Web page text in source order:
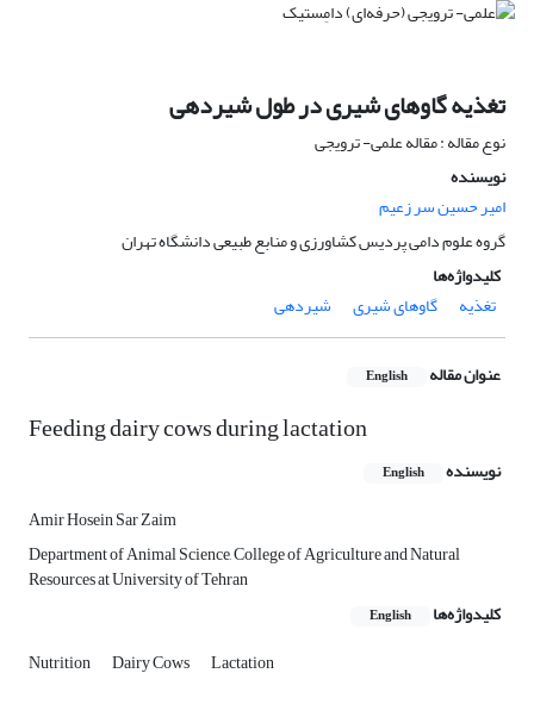
تغذیه گاوهای شیری در طول شیردهی
نوع مقاله : مقاله علمی- ترویجی
نویسنده
امیر حسین سر زعیم
گروه علوم دامی پردیس کشاورزی و منابع طبیعی دانشگاه تهران
کلیدواژه‌ها
تغذیه
گاوهای شیری شیردهی
عنوان مقاله English
Feeding dairy cows during lactation
نویسنده English
Amir Hosein Sar Zaim
Department of Animal Science, College of Agriculture and Natural
Resources at University of Tehran
کلیدواژه‌ها
English
Nutrition Dairy Cows Lactation